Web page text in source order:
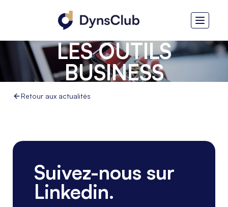
HERBELIN - MISER
SUR LA DONNÉE ET
LES OUTILS
BUSINESS
CENTRAL, POWERBI
Retour aux actualités
Suivez-nous sur
Linkedin.